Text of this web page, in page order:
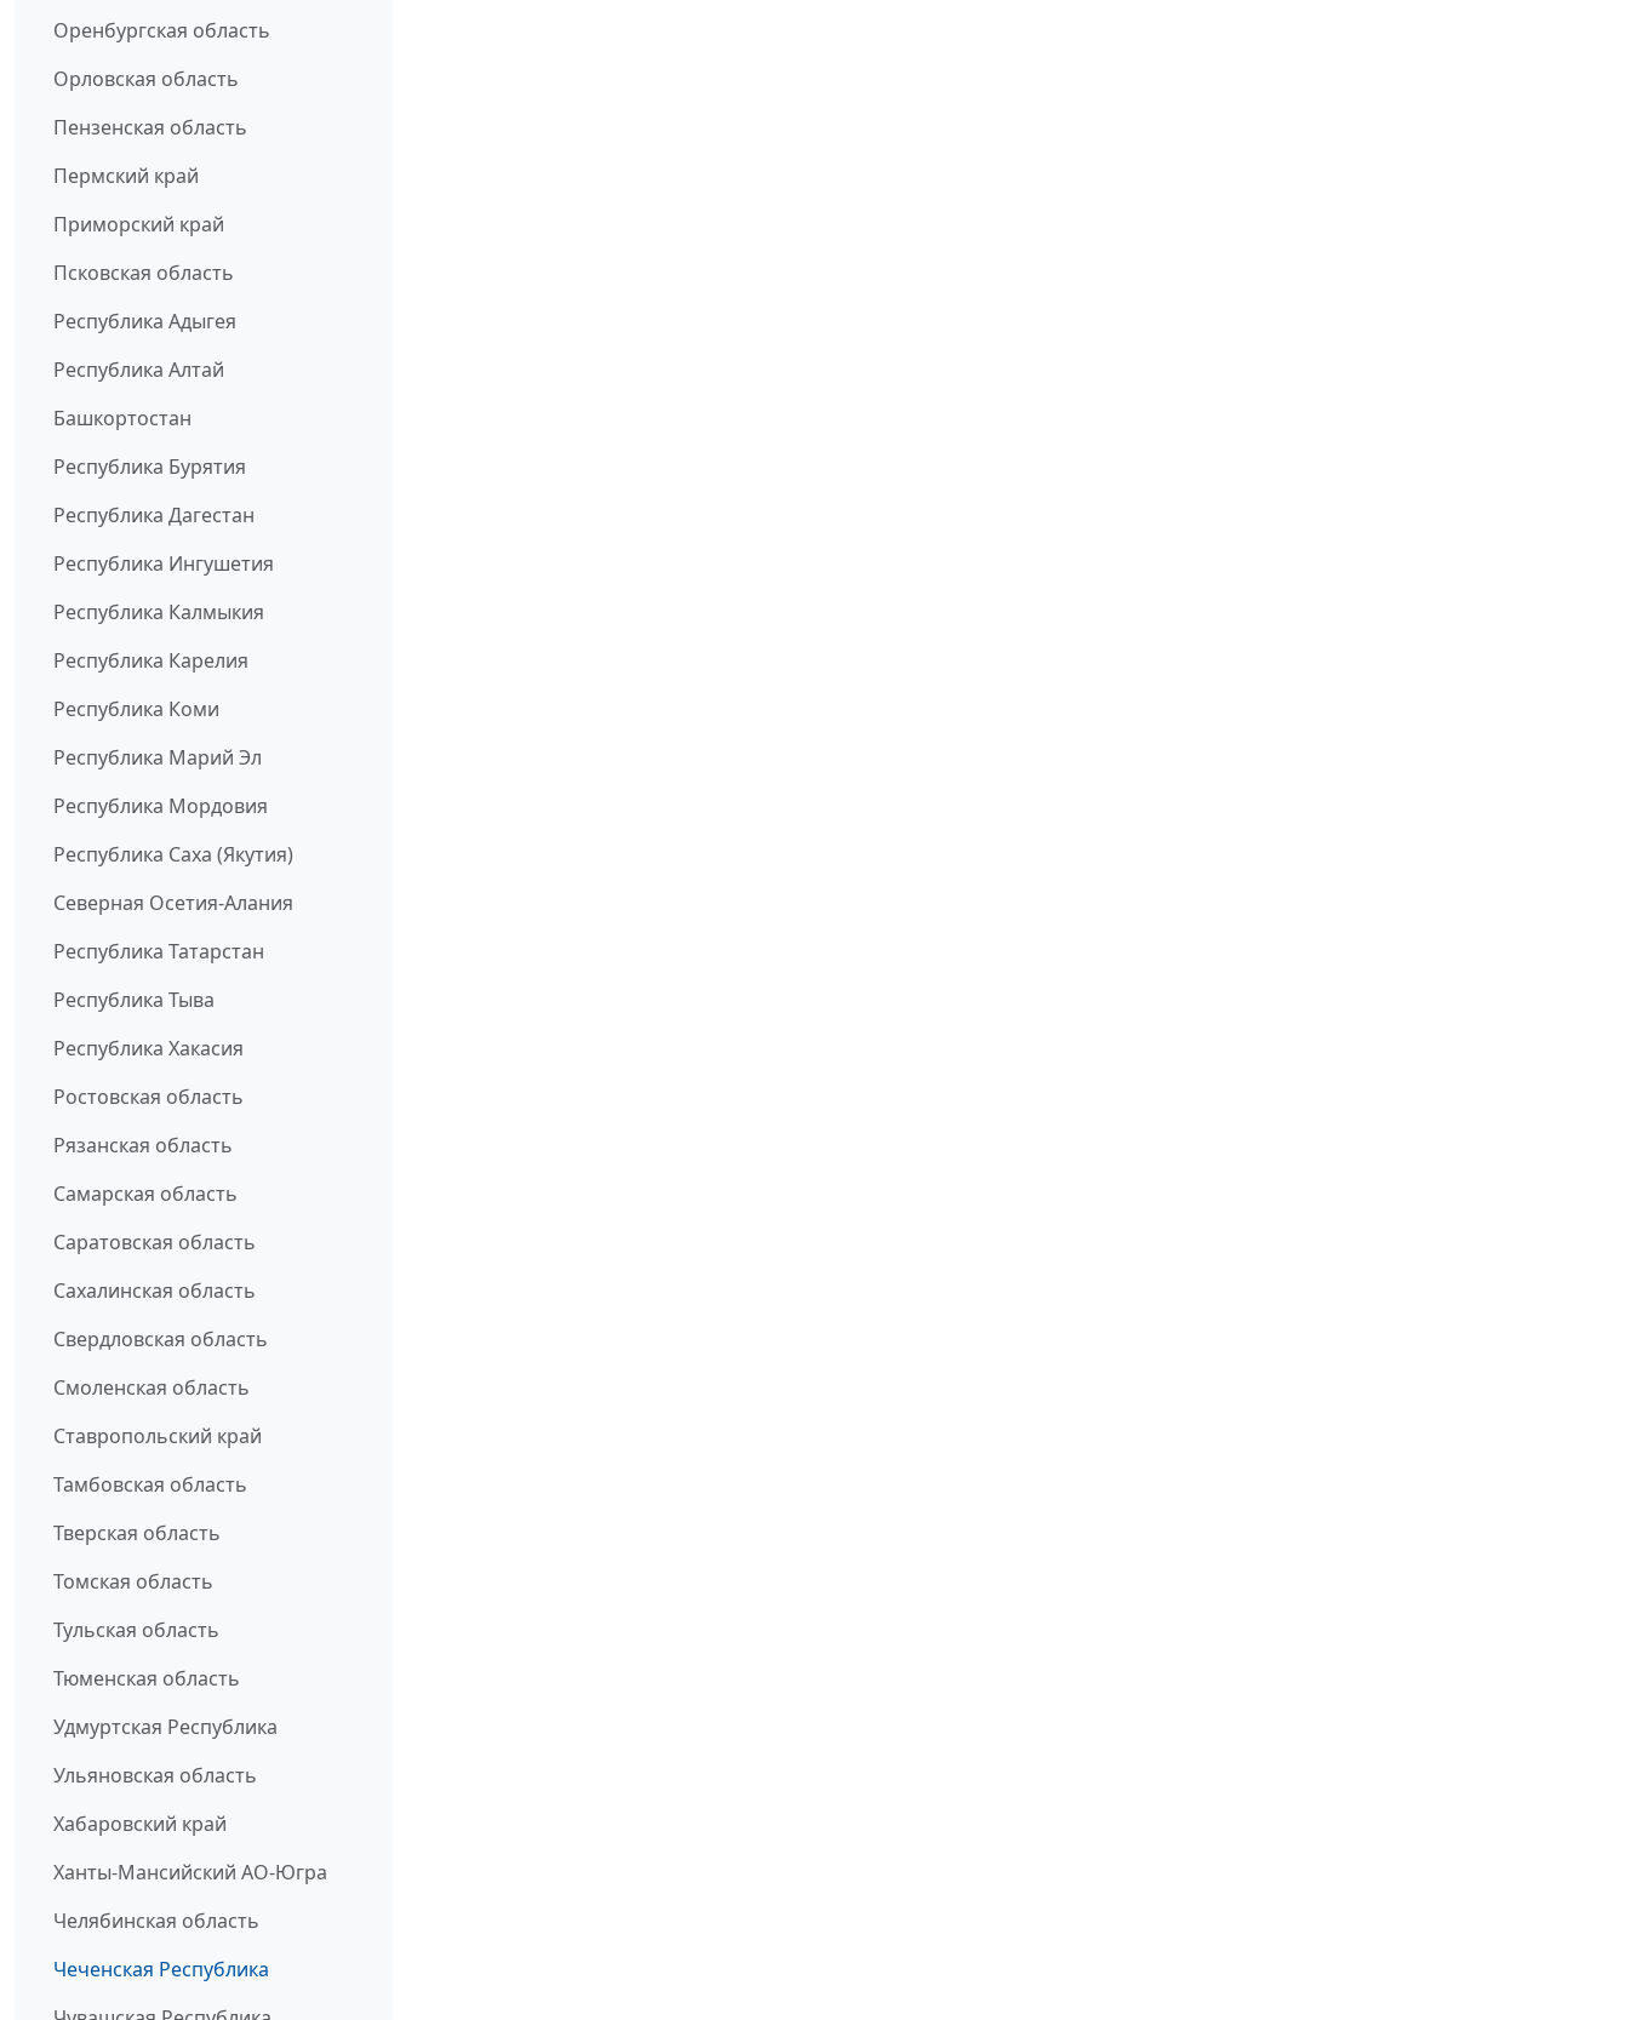
Оренбургская область
Орловская область
Пензенская область
Пермский край
Приморский край
Псковская область
Республика Адыгея
Республика Алтай
Башкортостан
Республика Бурятия
Республика Дагестан
Республика Ингушетия
Республика Калмыкия
Республика Карелия
Республика Коми
Республика Марий Эл
Республика Мордовия
Республика Саха (Якутия)
Северная Осетия-Алания
Республика Татарстан
Республика Тыва
Республика Хакасия
Ростовская область
Рязанская область
Самарская область
Саратовская область
Сахалинская область
Свердловская область
Смоленская область
Ставропольский край
Тамбовская область
Тверская область
Томская область
Тульская область
Тюменская область
Удмуртская Республика
Ульяновская область
Хабаровский край
Ханты-Мансийский АО-Югра
Челябинская область
Чеченская Республика